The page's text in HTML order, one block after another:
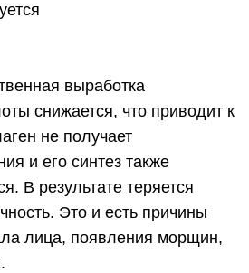
выработка
снижается, что приводит к
не получает
и его синтез также
В результате теряется
Это и есть причины
лица, появления морщин,